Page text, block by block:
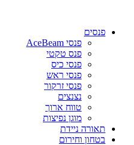
פנסים
פנסי AceBeam
פנס טקטי
פנסי כיס
פנסי ראש
פנסי זרקור
נצנצים
טווח ארוך
מוגן נפיצות
תאורה ניידת
בטחון וחירום